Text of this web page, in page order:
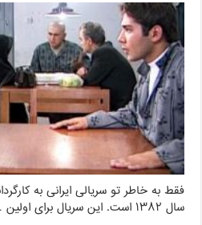
فقط به خاطر تو سریالی ایرانی به
سال ۱۳۸۲ است. این سریال برای اولین …